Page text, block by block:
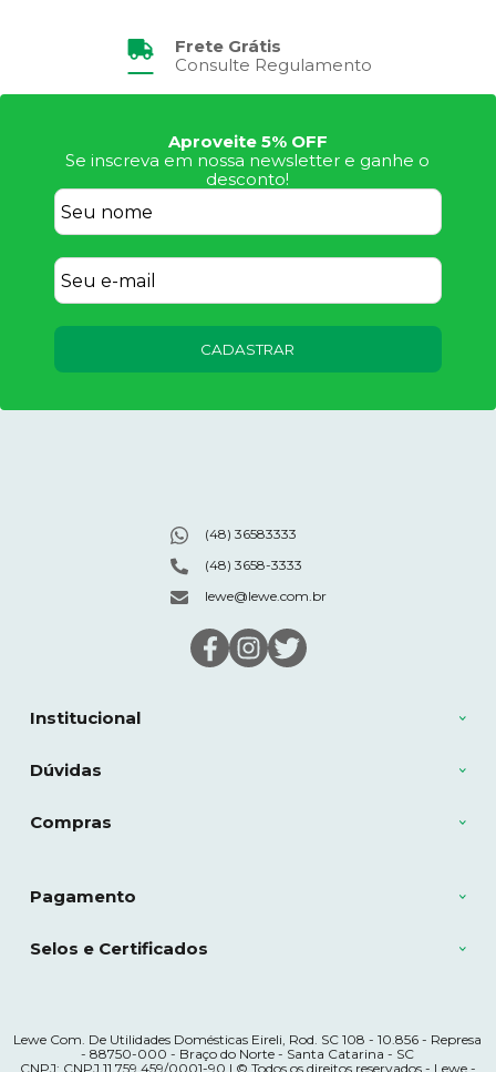
Frete Grátis
Consulte Regulamento
Aproveite 5% OFF
Se inscreva em nossa newsletter e ganhe o
desconto!
CADASTRAR
Institucional
Dúvidas
Compras
(48) 36583333
(48) 3658-3333
lewe@lewe.com.br
Pagamento
Selos e Certificados
Lewe Com. De Utilidades Domésticas Eireli, Rod. SC 108 - 10.856 - Represa
- 88750-000 - Braço do Norte - Santa Catarina - SC
CNPJ: CNPJ 11.759.459/0001-90 | © Todos os direitos reservados - Lewe -